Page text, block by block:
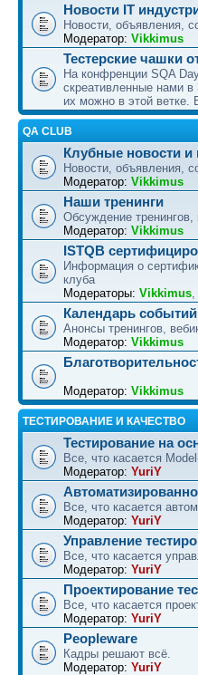
Новости IT
Новости, объявления,
Модератор: Vikkimus
Тестерские чашки
Hа конфренции SQA
скреативленные нами в
их можно в этой ветке.
QA CLUB
Клубные новости и
Новости, объявления,
Модератор: Vikkimus
Наши тренинги
Обсуждение тренингов,
Модератор: Vikkimus
ISTQB
Информация о
клуба
Модераторы: Vikkimus
Календарь событий
Анонсы тренингов,
Модератор: Vikkimus
Модератор: Vikkimus
ТЕСТИРОВАНИЕ И КАЧЕСТВО
Тестирование на
Все, что касается
Модератор: YuriY
Все, что касается
Модератор: YuriY
Управление
Все, что касается
Модератор: YuriY
Проектирование
Все, что касается
Модератор: YuriY
Peopleware
Кадры решают всё.
Модератор: YuriY